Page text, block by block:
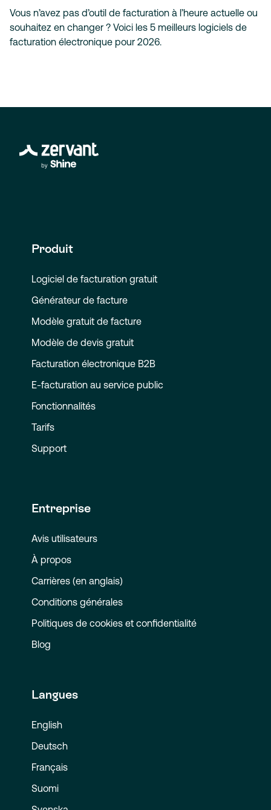
Vous n’avez pas d’outil de facturation à l’heure actuelle ou
souhaitez en changer ? Voici les 5 meilleurs logiciels de
facturation électronique pour 2026.
Produit
Logiciel de facturation gratuit
Générateur de facture
Modèle gratuit de facture
Modèle de devis gratuit
Facturation électronique B2B
E-facturation au service public
Fonctionnalités
Tarifs
Support
Entreprise
Avis utilisateurs
À propos
Carrières (en anglais)
Conditions générales
Politiques de cookies et confidentialité
Blog
Langues
English
Deutsch
Français
Suomi